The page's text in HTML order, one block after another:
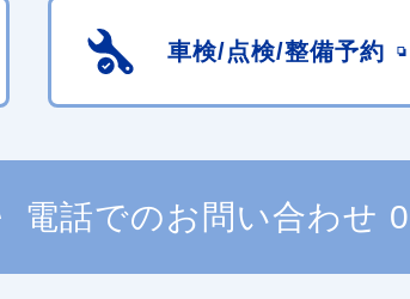
車検/点検/整備予約
電話でのお問い合わせ